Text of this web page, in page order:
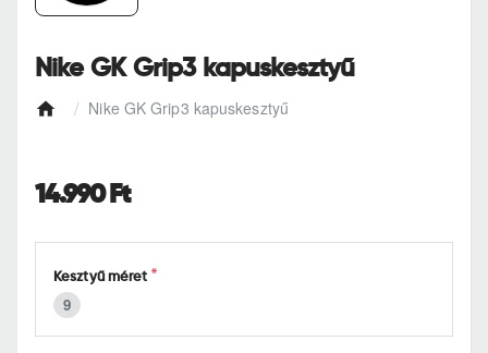
e
Nike GK Grip3 kapuskesztyű
Nike GK Grip3 kapuskesztyű
14.990 Ft
Kesztyű méret
9